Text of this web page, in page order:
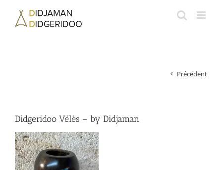
contenu
Précédent
Didgeridoo Vélès – by Didjaman